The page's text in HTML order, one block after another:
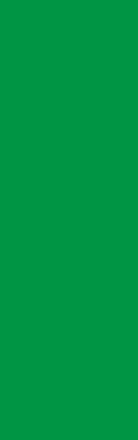
मन्त्री
नसक्ने
उनँले
भवन
गर्दै
उनले
हुनेछ ।’